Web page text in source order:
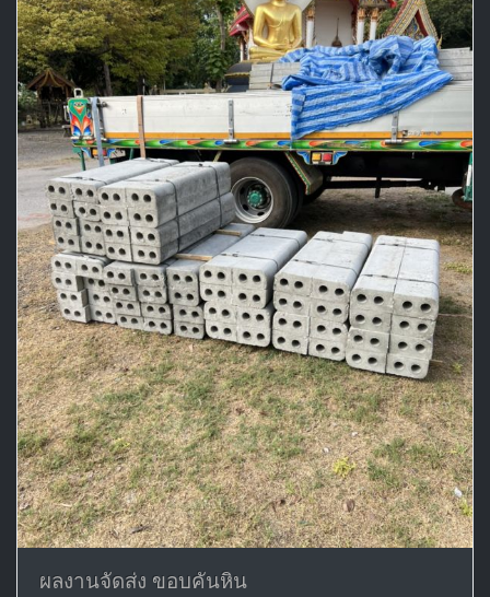
ผลงานจัดส่ง ขอบคันหิน